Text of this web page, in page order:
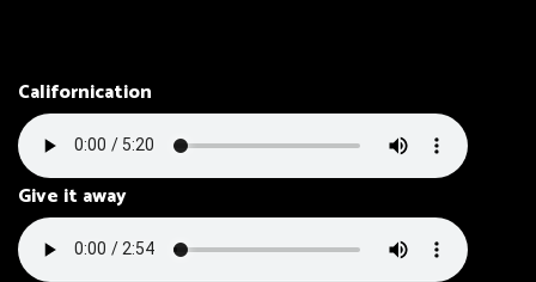
Californication
Give it away